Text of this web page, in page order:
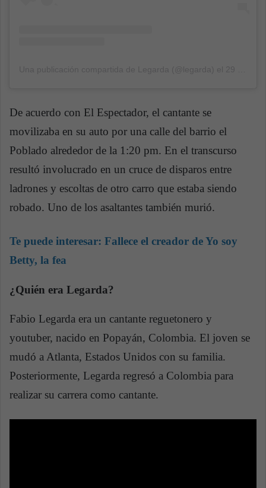
De acuerdo con El Espectador, el cantante se
movilizaba en su auto por una calle del barrio el
Poblado alrededor de la 1:20 pm. En el transcurso
resultó involucrado en un cruce de disparos entre
ladrones y escoltas de otro carro que estaba siendo
robado. Uno de los asaltantes también murió.
Te puede interesar: Fallece el creador de Yo soy
Betty, la fea
¿Quién era Legarda?
Fabio Legarda era un cantante reguetonero y
youtuber, nacido en Popayán, Colombia. El joven se
mudó a Atlanta, Estados Unidos con su familia.
Posteriormente, Legarda regresó a Colombia para
realizar su carrera como cantante.